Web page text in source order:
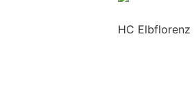
HC Elbflorenz